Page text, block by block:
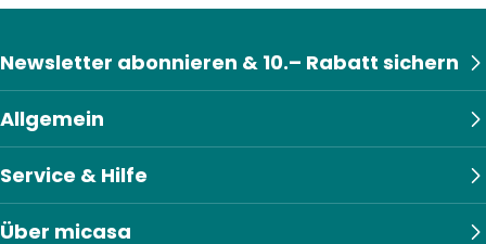
Allgemein
Service & Hilfe
Über micasa
Newsletter abonnieren & 10.– Rabatt sichern